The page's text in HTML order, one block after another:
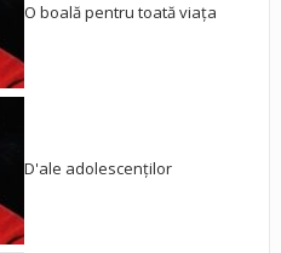
O boală pentru toată viața
D'ale adolescenților